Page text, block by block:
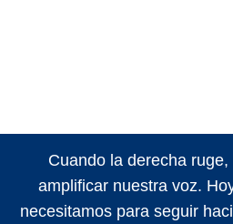
Cuando la derecha
amplificar nuestra voz.
necesitamos para seguir